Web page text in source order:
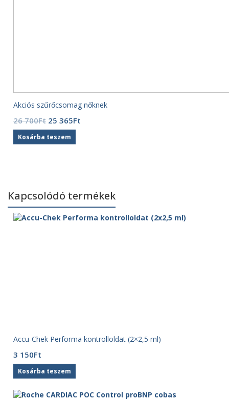
Akciós szűrőcsomag nőknek
26 700Ft Original
price
was:
25 365Ft
Kosárba teszem
Kapcsolódó termékek
Accu-Chek Performa kontrolloldat (2×2,5 ml)
3 150Ft
Kosárba teszem